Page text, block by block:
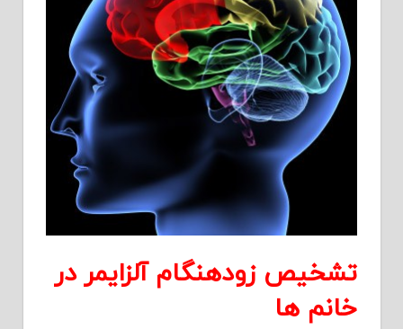
تشخیص زودهنگام آلزایمر در
خانم ها